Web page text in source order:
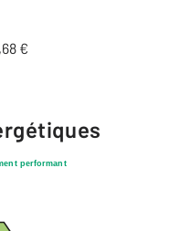
€
performant